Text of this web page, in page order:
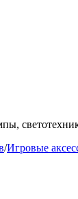
/Игровые